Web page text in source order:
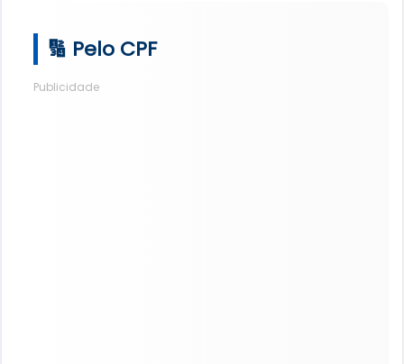
🔢 Pelo CPF
Publicidade